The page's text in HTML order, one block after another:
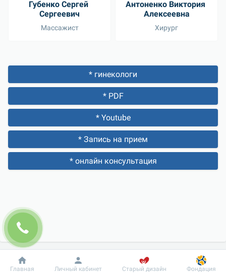
Губенко Сергей
Сергеевич
Массажист
Антоненко Виктория
Алексеевна
Хирург
* гинекологи
* PDF
* Youtube
* Запись на прием
* онлайн консультация
Добробут Информация Пациенту
Главная Личный кабинет Старый дизайн Фондация